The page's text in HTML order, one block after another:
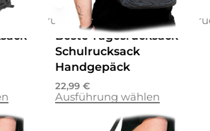
Schulrucksäcke
Rucksäcke
Beste Tagesrucksack
Schulrucksack
Handgepäck
22,99 €
Ausführung wählen